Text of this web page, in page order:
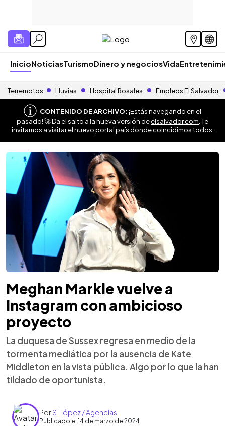
InicioNoticiasTurismoDinero y negociosVida
Terremotos Lluvias Hospital Rosales Empleos El Salvador
CONTENIDO DE ARCHIVO:¡Estás navegando en el
pasado! 🚀 Da el salto a la nueva versión deelsalvador.com . Te
invitamos a visitar el nuevo portal país donde coincidimos todos.
Meghan Markle vuelve a
Instagram con ambicioso
proyecto
La duquesa de Sussex regresa en medio de la
tormenta mediática por la ausencia de Kate
Middleton en la vista pública. Algo por lo que la han
tildado de oportunista.
PorS. López / Agencias
Publicado el 14 de marzo de 2024